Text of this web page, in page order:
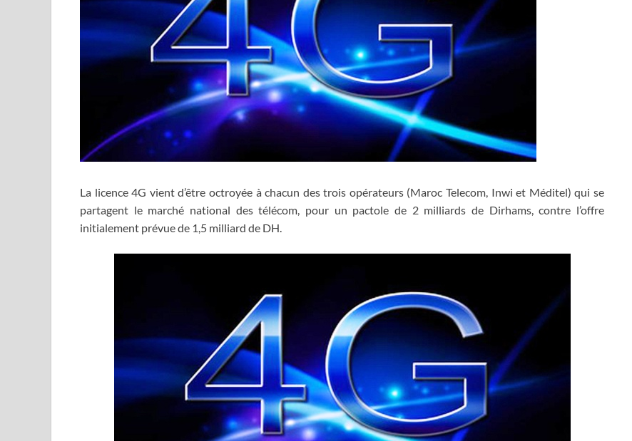
La licence 4G vient d’être octroyée à chacun des trois opérateurs (Maroc Telecom, Inwi et Méditel) qui se
partagent le marché national des télécom, pour un pactole de 2 milliards de Dirhams, contre l’offre
initialement prévue de 1,5 milliard de DH.